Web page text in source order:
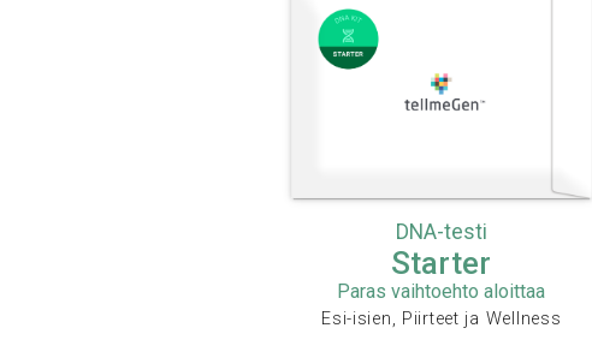
DNA-testi
Starter
Paras vaihtoehto aloittaa
Esi-isien, Piirteet ja Wellness